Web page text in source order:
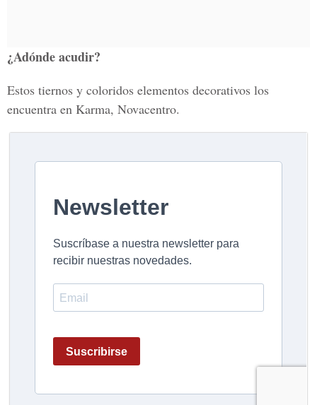
¿Adónde acudir?
Estos tiernos y coloridos elementos decorativos los
encuentra en Karma, Novacentro.